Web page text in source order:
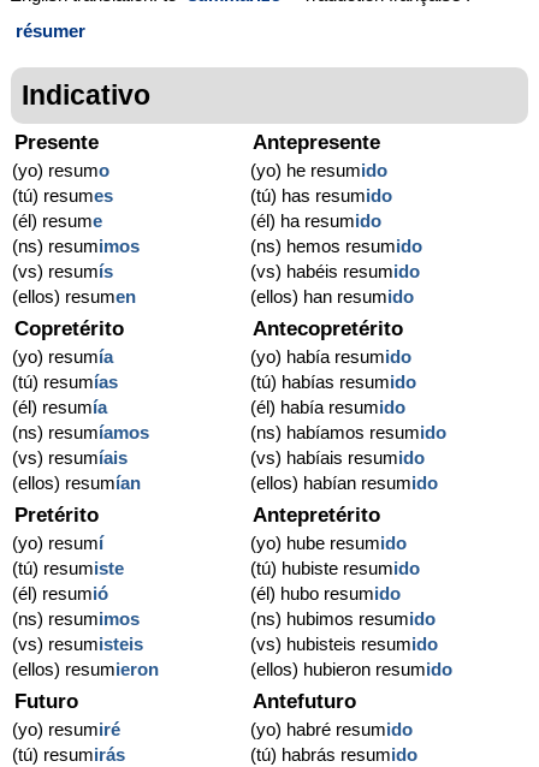
résumer
Indicativo
Presente
(yo) resumo
(tú) resumes
(él) resume
(ns) resumimos
(vs) resumís
(ellos) resumen
Antepresente
(yo) he resumido
(tú) has resumido
(él) ha resumido
(ns) hemos resumido
(vs) habéis resumido
(ellos) han resumido
Copretérito
(yo) resumía
(tú) resumías
(él) resumía
(ns) resumíamos
(vs) resumíais
(ellos) resumían
Antecopretérito
(yo) había resumido
(tú) habías resumido
(él) había resumido
(ns) habíamos resumido
(vs) habíais resumido
(ellos) habían resumido
Pretérito
(yo) resumí
(tú) resumiste
(él) resumió
(ns) resumimos
(vs) resumisteis
(ellos) resumieron
Antepretérito
(yo) hube resumido
(tú) hubiste resumido
(él) hubo resumido
(ns) hubimos resumido
(vs) hubisteis resumido
(ellos) hubieron resumido
Futuro
(yo) resumiré
(tú) resumirás
Antefuturo
(yo) habré resumido
(tú) habrás resumido